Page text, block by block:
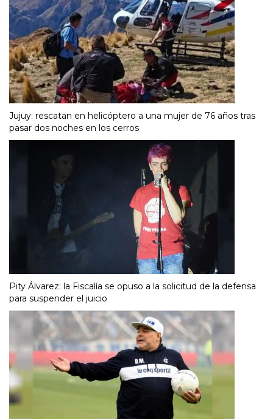
Jujuy: rescatan en helicóptero a una mujer de 76 años tras
pasar dos noches en los cerros
Pity Álvarez: la Fiscalía se opuso a la solicitud de la defensa
para suspender el juicio